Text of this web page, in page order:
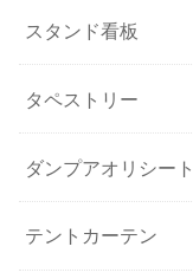
スタンド看板
タペストリー
ダンプアオリシート
テントカーテン